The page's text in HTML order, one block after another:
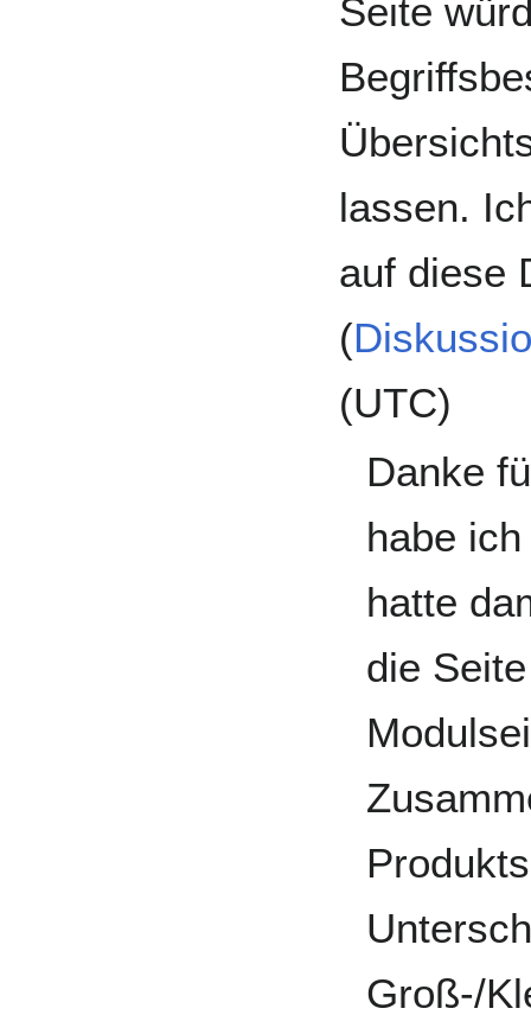
Seite
lassen.
auf diese
(
(UTC)
Danke
habe
hatte
die
Groß-/